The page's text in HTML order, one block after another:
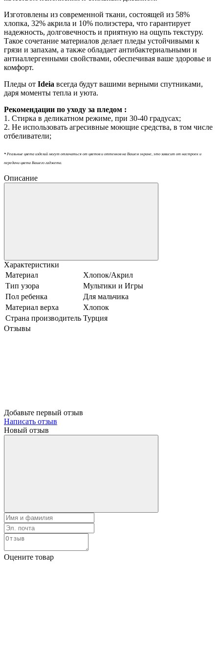
Изготовлены из современной ткани, состоящей из 58%
хлопка, 32% акрила и 10% полиэстера, что гарантирует
надежность, долговечность и приятную на ощупь текстуру.
Такое сочетание материалов делает пледы устойчивыми к
грязи и запахам, а также обладает антибактериальными и
антиаллергенными свойствами, обеспечивая ваше здоровье и
комфорт.
Пледы от Ideia всегда будут вашими верными спутниками,
даря моменты тепла и уюта.
Рекомендации по уходу за пледом :
1. Стирка в деликатном режиме, при 30-40 градусах;
2. Не использовать агресивные моющие средства, в том числе
отбеливатели;
* Реальные цвета изделий могут отличаться от цветов и оттенков на Вашем экране, это зависит от настроек и
передачи цвета Вашего гаджета.
Описание
Характеристики
Материал
Хлопок/Акрил
Тип узора
Мультики и Игры
Пол ребенка
Для мальчика
Материал верха
Хлопок
Страна производитель Турция
Отзывы
Добавьте первый отзыв
Написать отзыв
Новый отзыв
Оцените товар